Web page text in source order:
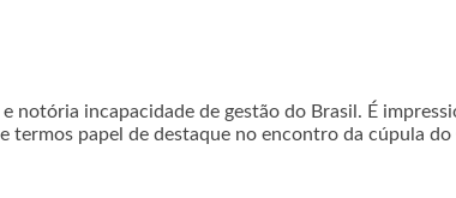
notória incapacidade de gestão do Brasil. É
termos papel de destaque no encontro da cúpula